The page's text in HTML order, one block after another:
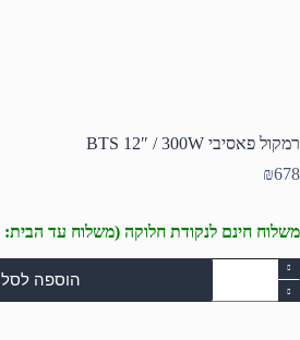
רמקול פאסיבי BTS 12″ / 300W
₪678
משלוח חינם לנקודת חלוקה (משלוח עד הבית: 50₪)
כמות
של
רמקול
הוספה לסל